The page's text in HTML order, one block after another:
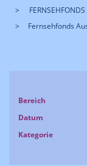
Fernsehfonds
Bereich
Datum
Kategorie